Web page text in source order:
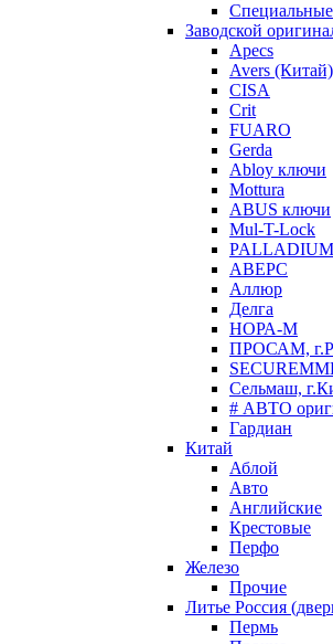
Специальные
Заводской
Apecs
Avers (Китай)
CISA
Crit
FUARO
Gerda
Abloy ключи
Mottura
ABUS ключи
Mul-T-Lock
PALLADIUM
АВЕРС
Аллюр
Делга
НОРА-М
ПРОСАМ,
Сельмаш,
# АВТО
Гардиан
Китай
Аблой
Авто
Английские
Крестовые
Перфо
Железо
Прочие
Литье Россия
Пермь